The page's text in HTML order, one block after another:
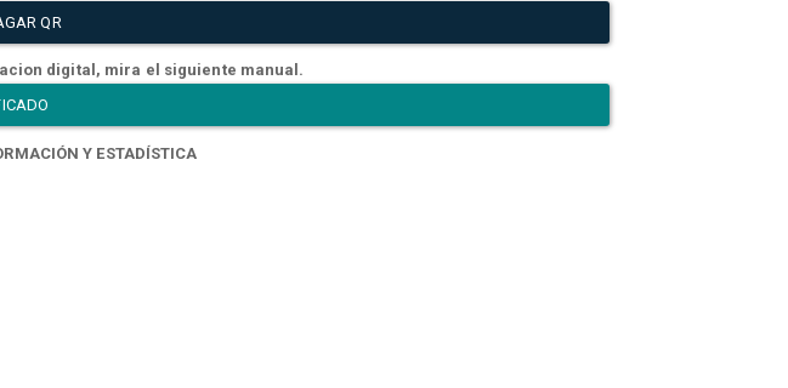
QR
digital, mira el siguiente manual.
Y ESTADÍSTICA